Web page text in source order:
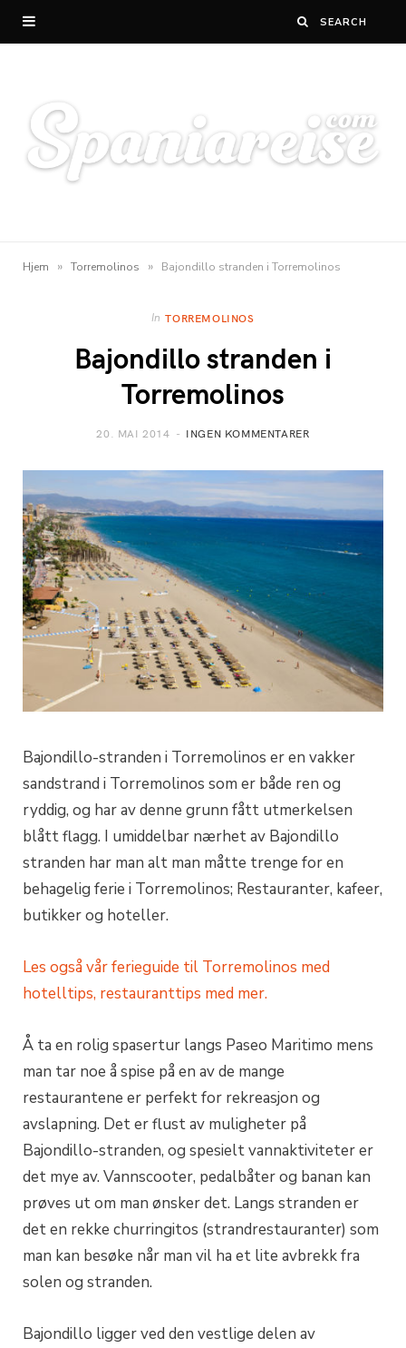
Hjem » Torremolinos » Bajondillo stranden i Torremolinos
In TORREMOLINOS
Bajondillo stranden i
Torremolinos
20. MAI 2014 INGEN KOMMENTARER
Bajondillo-stranden i Torremolinos er en vakker
sandstrand i Torremolinos som er både ren og
ryddig, og har av denne grunn fått utmerkelsen
blått flagg. I umiddelbar nærhet av Bajondillo
stranden har man alt man måtte trenge for en
behagelig ferie i Torremolinos; Restauranter, kafeer,
butikker og hoteller.
Les også vår ferieguide til Torremolinos med
hotelltips, restauranttips med mer.
Å ta en rolig spasertur langs Paseo Maritimo mens
man tar noe å spise på en av de mange
restaurantene er perfekt for rekreasjon og
avslapning. Det er flust av muligheter på
Bajondillo-stranden, og spesielt vannaktiviteter er
det mye av. Vannscooter, pedalbåter og banan kan
prøves ut om man ønsker det. Langs stranden er
det en rekke churringitos (strandrestauranter) som
man kan besøke når man vil ha et lite avbrekk fra
solen og stranden.
Bajondillo ligger ved den vestlige delen av